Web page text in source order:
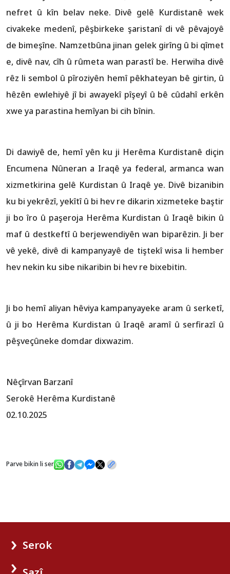
nefret û kîn belav neke. Divê gelê Kurdistanê wek
civakeke medenî, pêşbirkeke şaristanî di vê pêvajoyê
de bimeşîne. Namzetbûna jinan gelek girîng û bi qîmet
e, divê nav, cîh û rûmeta wan parastî be. Herwiha divê
rêz li sembol û pîroziyên hemî pêkhateyan bê girtin, û
hêzên ewlehiyê jî bi awayekî pîşeyî û bê cûdahî erkên
xwe ya parastina hemîyan bi cih bînin.
Di dawiyê de, hemî yên ku ji Herêma Kurdistanê diçin
Encumena Nûneran a Iraqê ya federal, armanca wan
xizmetkirina gelê Kurdistan û Iraqê ye. Divê bizanibin
ku bi yekrêzî, yekîtî û bi hev re dikarin xizmeteke baştir
ji bo îro û paşeroja Herêma Kurdistan û Iraqê bikin û
maf û destkeftî û berjewendiyên wan biparêzin. Ji ber
vê yekê, divê di kampanyayê de tiştekî wisa li hember
hev nekin ku sibe nikaribin bi hev re bixebitin.
Ji bo hemî aliyan hêviya kampanyayeke aram û serketî,
û ji bo Herêma Kurdistan û Iraqê aramî û serfirazî û
pêşveçûneke domdar dixwazim.
Nêçîrvan Barzanî
Serokê Herêma Kurdistanê
02.10.2025
Parve bikin li ser
Serok